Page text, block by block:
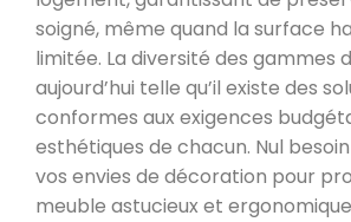
soigné, même quand la surface
limitée. La diversité des gammes
aujourd’hui telle qu’il existe des
conformes aux exigences
esthétiques de chacun. Nul
vos envies de décoration pour
meuble astucieux et